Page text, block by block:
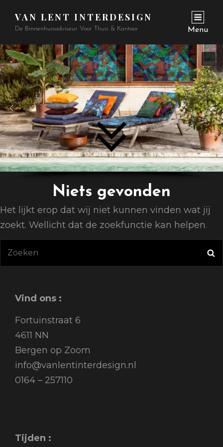
VAN LENT INTERDESIGN
De Binnenhuisadviseur Voor Thuis & Kantoor Menu
Niets gevonden
Het lijkt erop dat wij niet kunnen vinden wat jij
zoekt. Wellicht dat de zoekfunctie kan helpen.
Zoeken
Vind ons :
Fortuinstraat 6
4611 NN
Bergen op Zoom
info@vanlentinterdesign.nl
0164 – 257110
Tijden :